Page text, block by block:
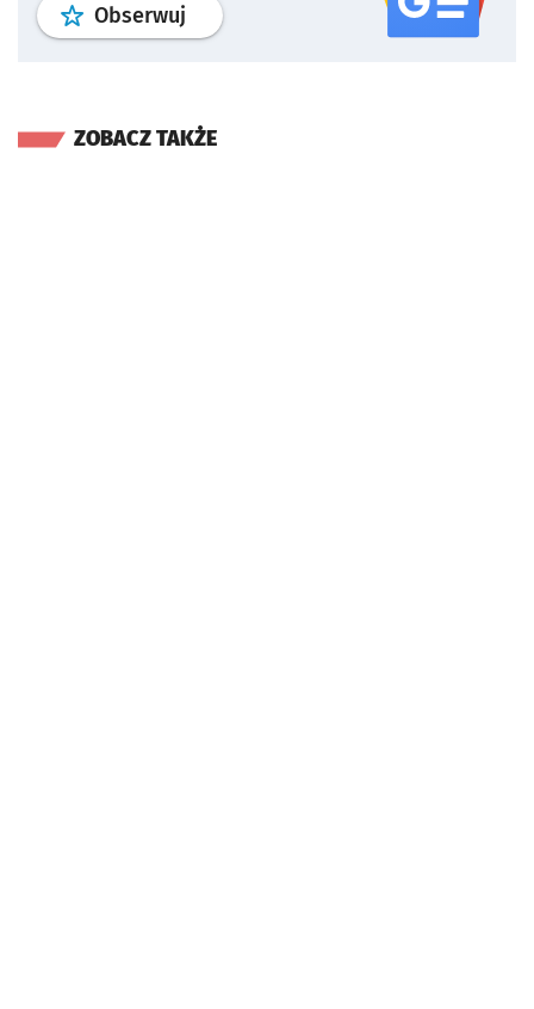
Obserwuj profil serwisu
ZOBACZ TAKŻE